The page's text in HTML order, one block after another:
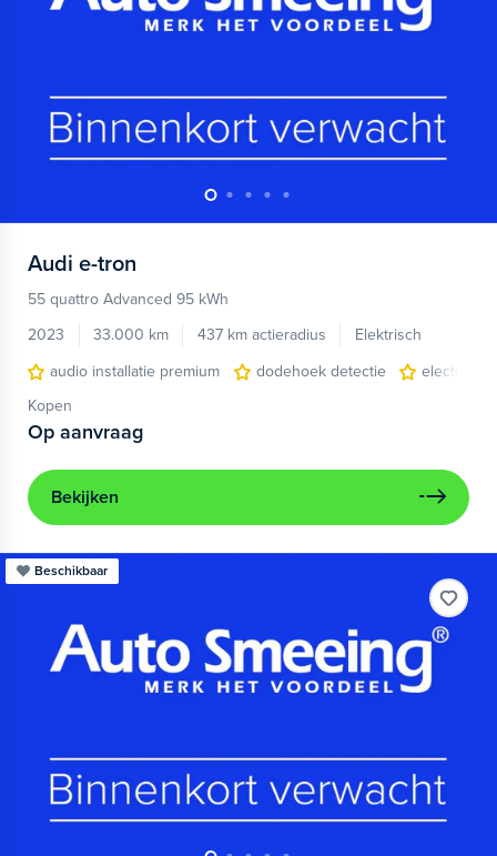
Audi e-tron
55 quattro Advanced 95 kWh
2023
33.000 km 437 km actieradius
Elektrisch
audio installatie premium
dodehoek detectie
electronic
Kopen
Op aanvraag
Bekijken
Beschikbaar